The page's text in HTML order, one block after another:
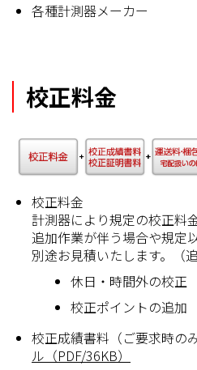
各種計測器メーカー
校正料金
校正料金
計測器により規定の校正料
追加作業が伴う場合や規定
別途お見積いたします。（追
休日・時間外の校正
校正ポイントの追加
校正成績書料（ご要求時
ル（PDF/36KB）